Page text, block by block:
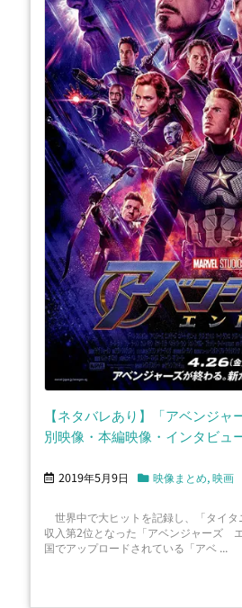
【ネタバレあり】「アベンジ
別映像・本編映像・インタビュ
2019年5月9日 映像まとめ,映画
世界中で大ヒットを記録し、「タイ
収入第2位となった「アベンジャーズ
国でアップロードされている「アベ ...